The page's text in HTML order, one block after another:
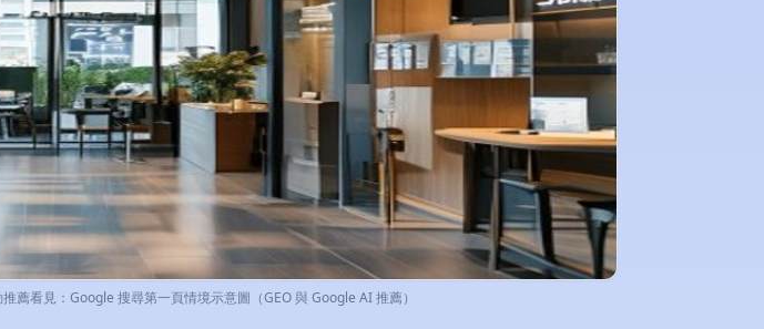
看見：Google 搜尋第一頁情境示意圖（GEO 與 Google AI 推薦）